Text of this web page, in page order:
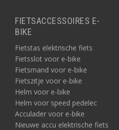
FIETSACCESSOIRES E-
BIKE
Fietstas elektrische fiets
Fietsslot voor e-bike
Fietsmand voor e-bike
Fietszitje voor e-bike
Helm voor e-bike
Helm voor speed pedelec
Acculader voor e-bike
Nieuwe accu elektrische fiets